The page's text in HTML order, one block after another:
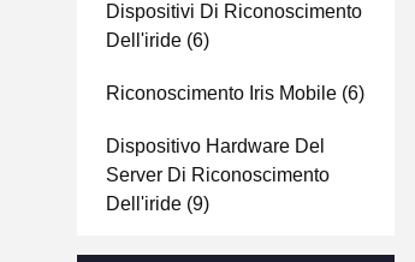
Dispositivi Di Riconoscimento
Dell'iride (6)
Riconoscimento Iris Mobile (6)
Dispositivo Hardware Del
Server Di Riconoscimento
Dell'iride (9)
Iris Chip(11)